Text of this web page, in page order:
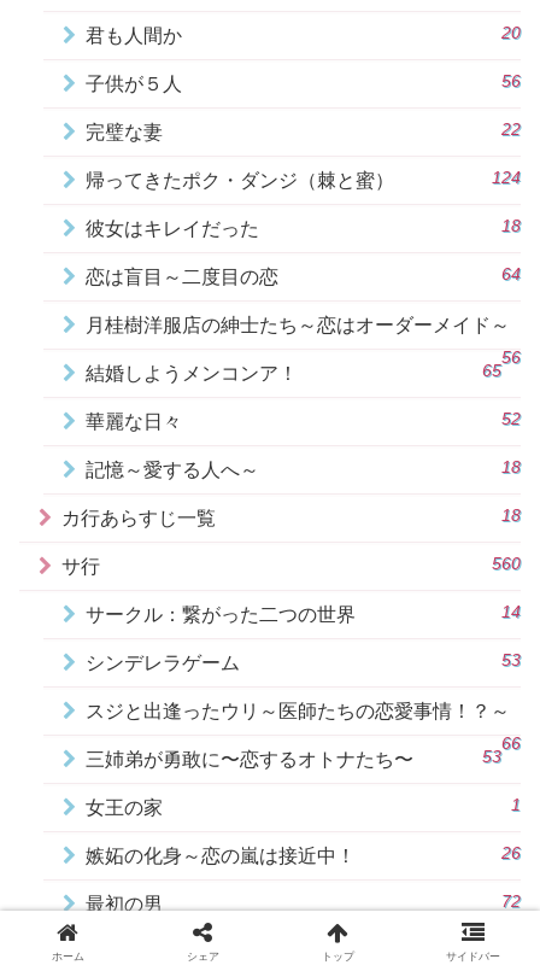
君も人間か 20
子供が５人 56
完璧な妻 22
帰ってきたポク・ダンジ（棘と蜜） 124
彼女はキレイだった 18
恋は盲目～二度目の恋 64
月桂樹洋服店の紳士たち～恋はオーダーメイド～
56
結婚しようメンコンア！ 65
華麗な日々 52
記憶～愛する人へ～ 18
カ行あらすじ一覧 18
サ行 560
サークル：繋がった二つの世界 14
シンデレラゲーム 53
スジと出逢ったウリ～医師たちの恋愛事情！？～
66
三姉弟が勇敢に〜恋するオトナたち〜 53
女王の家 1
嫉妬の化身～恋の嵐は接近中！ 26
最初の男 72
最高のチキン
ホーム シェア トップ サイドバー